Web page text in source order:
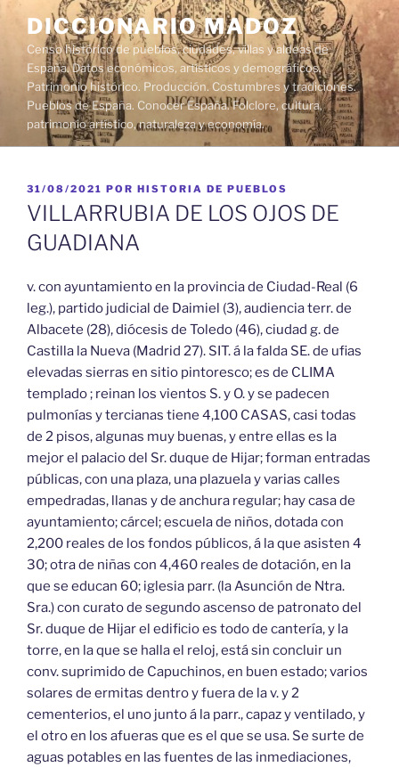
contenido
DICCIONARIO MADOZ
Censo histórico de pueblos, ciudades, villas y aldeas de
España. Datos económicos, artísticos y demográficos.
Patrimonio histórico. Producción. Costumbres y tradiciones.
Pueblos de España. Conocer España. Folclore, cultura,
patrimonio artístico, naturaleza y economía.
PUBLICADO
EL
31/08/2021 POR HISTORIA DE PUEBLOS
VILLARRUBIA DE LOS OJOS DE
GUADIANA
v. con ayuntamiento en la provincia de Ciudad-Real (6
leg.), partido judicial de Daimiel (3), audiencia terr. de
Albacete (28), diócesis de Toledo (46), ciudad g. de
Castilla la Nueva (Madrid 27). SIT. á la falda SE. de ufias
elevadas sierras en sitio pintoresco; es de CLIMA
templado ; reinan los vientos S. y O. y se padecen
pulmonías y tercianas tiene 4,100 CASAS, casi todas
de 2 pisos, algunas muy buenas, y entre ellas es la
mejor el palacio del Sr. duque de Hijar; forman entradas
públicas, con una plaza, una plazuela y varias calles
empedradas, llanas y de anchura regular; hay casa de
ayuntamiento; cárcel; escuela de niños, dotada con
2,200 reales de los fondos públicos, á la que asisten 4
30; otra de niñas con 4,460 reales de dotación, en la
que se educan 60; iglesia parr. (la Asunción de Ntra.
Sra.) con curato de segundo ascenso de patronato del
Sr. duque de Hijar el edificio es todo de cantería, y la
torre, en la que se halla el reloj, está sin concluir un
conv. suprimido de Capuchinos, en buen estado; varios
solares de ermitas dentro y fuera de la v. y 2
cementerios, el uno junto á la parr., capaz y ventilado, y
el otro en los afueras que es el que se usa. Se surte de
aguas potables en las fuentes de las inmediaciones,